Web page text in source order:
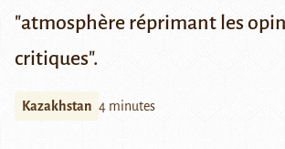
"atmosphère réprimant les
critiques".
Kazakhstan 4 minutes